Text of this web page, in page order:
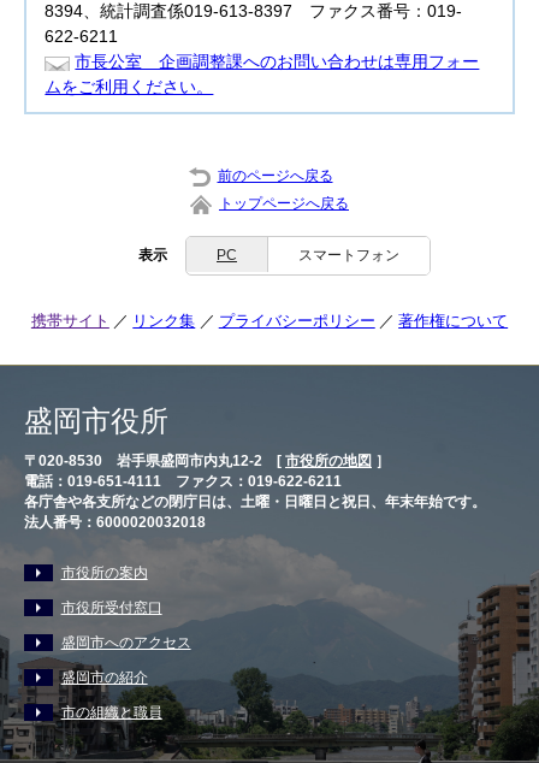
8394、統計調査係019-613-8397 ファクス番号：019-
622-6211
市長公室 企画調整課へのお問い合わせは専用フォー
ムをご利用ください。
前のページへ戻る
トップページへ戻る
表示 PC スマートフォン
携帯サイト リンク集 プライバシーポリシー 著作権について
盛岡市役所
〒020-8530 岩手県盛岡市内丸12-2 [ 市役所の地図 ］
電話：019-651-4111 ファクス：019-622-6211
各庁舎や各支所などの閉庁日は、土曜・日曜日と祝日、年末年始です。
法人番号：6000020032018
市役所の案内
市役所受付窓口
盛岡市へのアクセス
盛岡市の紹介
市の組織と職員